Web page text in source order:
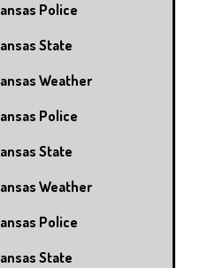
Police
State
Weather
Police
State
Weather
Police
State